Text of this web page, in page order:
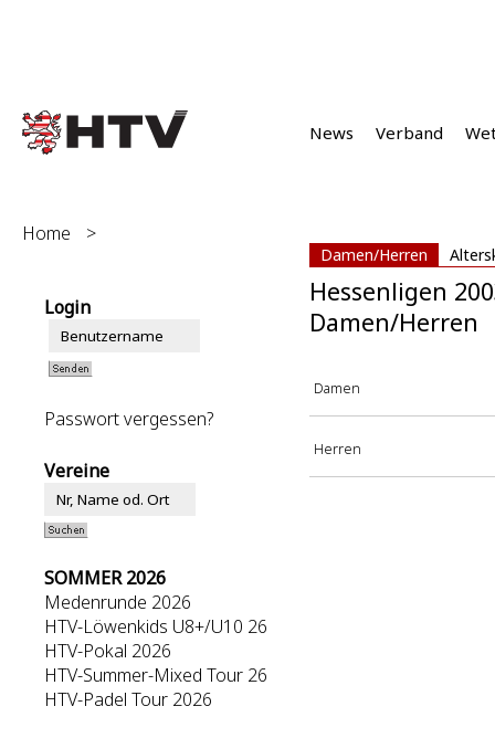
News Verband
Damen/Herren
Home >
Login
Passwort vergessen?
Vereine
SOMMER 2026
Medenrunde 2026
HTV-Löwenkids U8+/U10 26
HTV-Pokal 2026
HTV-Summer-Mixed Tour 26
HTV-Padel Tour 2026
Hessenligen
Damen/Herren
Damen
Herren